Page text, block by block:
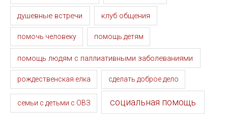
душевные встречи клуб общения
помочь человеку помощь детям
помощь людям с паллиативными заболеваниями
рождественская елка сделать доброе дело
семьи с детьми с ОВЗ социальная помощь